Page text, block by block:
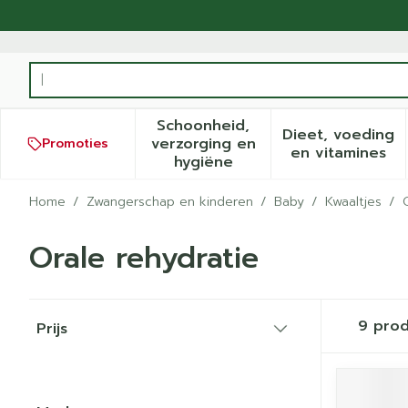
Product, merk, categorie...
Promoties
Schoonheid,
verzorging en
hygiëneToon submenu voor
Dieet, voeding
en vitamines
Toon
Home / Zwangerschap en kinderen / Baby / Kwaaltjes /
Orale rehydratie
Prijs
9